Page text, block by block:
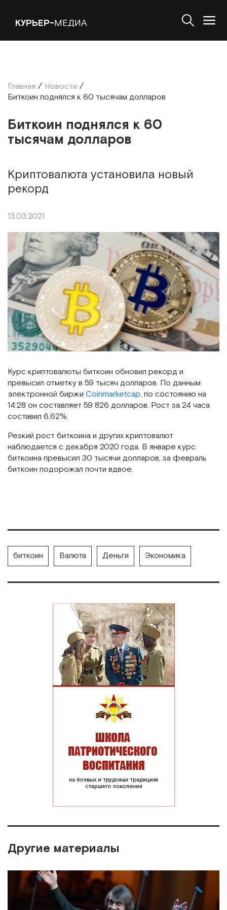
КУРЬЕР-МЕДИА
Главная / Новости /
Биткоин поднялся к 60 тысячам долларов
Биткоин поднялся к 60
тысячам долларов
Криптовалюта установила новый
рекорд
13.03.2021
Курс криптовалюты биткоин обновил рекорд и
превысил отметку в 59 тысяч долларов. По данным
электронной биржи Coinmarketcap, по состоянию на
14:28 он составляет 59 826 долларов. Рост за 24 часа
составил 6,62%.
Резкий рост биткоина и других криптовалют
наблюдается с декабря 2020 года. В январе курс
биткоина превысил 30 тысячи долларов, за февраль
биткоин подорожал почти вдвое.
биткоин Валюта Деньги Экономика
Другие материалы